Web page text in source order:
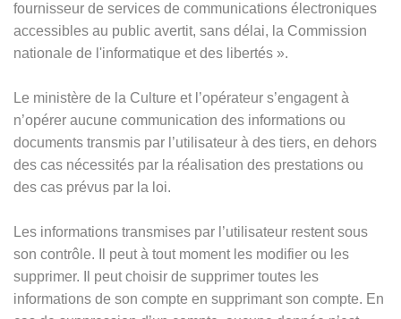
fournisseur de services de communications électroniques
accessibles au public avertit, sans délai, la Commission
nationale de l'informatique et des libertés ».
Le ministère de la Culture et l’opérateur s’engagent à
n’opérer aucune communication des informations ou
documents transmis par l’utilisateur à des tiers, en dehors
des cas nécessités par la réalisation des prestations ou
des cas prévus par la loi.
Les informations transmises par l’utilisateur restent sous
son contrôle. Il peut à tout moment les modifier ou les
supprimer. Il peut choisir de supprimer toutes les
informations de son compte en supprimant son compte. En